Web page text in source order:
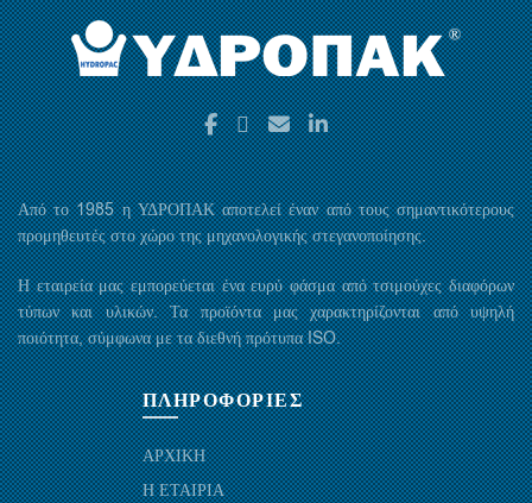
Από το 1985 η ΥΔΡΟΠΑΚ αποτελεί έναν από τους σημαντικότερους
προμηθευτές στο χώρο της μηχανολογικής στεγανοποίησης.
Η εταιρεία μας εμπορεύεται ένα ευρύ φάσμα από τσιμούχες διαφόρων
τύπων και υλικών. Τα προϊόντα μας χαρακτηρίζονται από υψηλή
ποιότητα, σύμφωνα με τα διεθνή πρότυπα ISO.
ΠΛΗΡΟΦΟΡΙΕΣ
ΑΡΧΙΚΗ
Η ΕΤΑΙΡΙΑ